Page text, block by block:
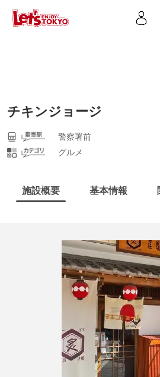
チキンジョージ
警察署前
グルメ
施設概要 基本情報